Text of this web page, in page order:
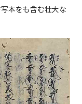
本をも含む壮大な